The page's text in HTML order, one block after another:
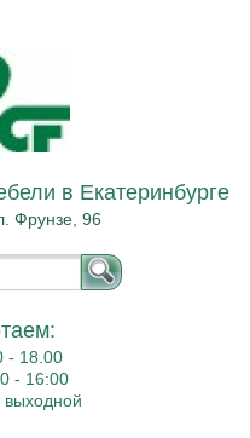
в Екатеринбурге
Фрунзе, 96
- 18.00
- 16:00
выходной